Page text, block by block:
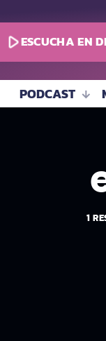
play_arrowESCUCHA EN
PODCAST
1